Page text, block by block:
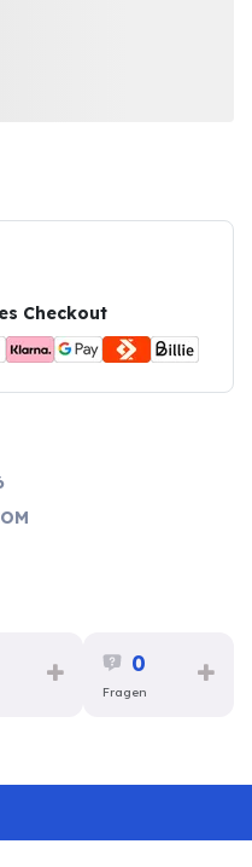
Checkout
0
Fragen